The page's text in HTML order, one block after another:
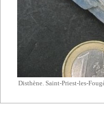
Disthène. Saint-Priest-les-